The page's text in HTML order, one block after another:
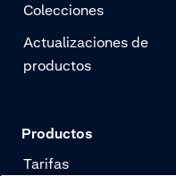
Colecciones
Actualizaciones de
productos
Productos
Tarifas